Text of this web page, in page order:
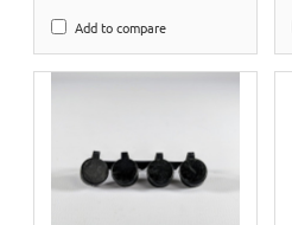
Add to compare